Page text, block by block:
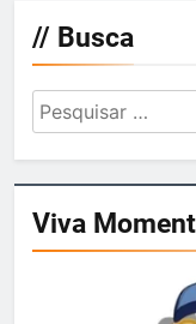
// Busca
Pesquisar
por:
Viva